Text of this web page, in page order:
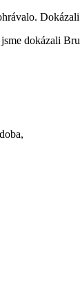
dokázali